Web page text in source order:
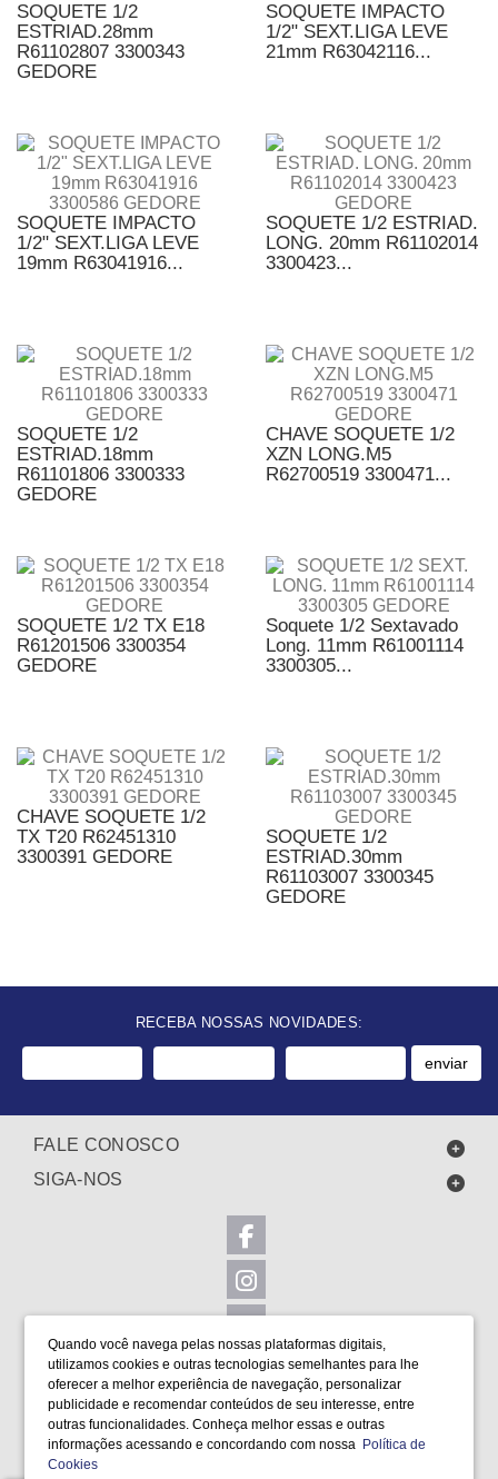
Quando você navega pelas nossas plataformas digitais,
utilizamos cookies e outras tecnologias semelhantes para lhe
oferecer a melhor experiência de navegação, personalizar
publicidade e recomendar conteúdos de seu interesse, entre
outras funcionalidades. Conheça melhor essas e outras
informações acessando e concordando com nossa Política de
Cookies
SOQUETE 1/2
ESTRIAD.28mm
R61102807 3300343
GEDORE
SOQUETE IMPACTO
1/2" SEXT.LIGA LEVE
21mm R63042116...
SOQUETE IMPACTO
1/2" SEXT.LIGA LEVE
19mm R63041916...
SOQUETE 1/2 ESTRIAD.
LONG. 20mm R61102014
3300423...
SOQUETE 1/2
ESTRIAD.18mm
R61101806 3300333
GEDORE
CHAVE SOQUETE 1/2
XZN LONG.M5
R62700519 3300471...
SOQUETE 1/2 TX E18
R61201506 3300354
GEDORE
Soquete 1/2 Sextavado
Long. 11mm R61001114
3300305...
CHAVE SOQUETE 1/2
TX T20 R62451310
3300391 GEDORE
SOQUETE 1/2
ESTRIAD.30mm
R61103007 3300345
GEDORE
RECEBA NOSSAS NOVIDADES:
enviar
FALE CONOSCO
SIGA-NOS
LOCALIZAÇÃO
FORMAS DE PAGAMENTO